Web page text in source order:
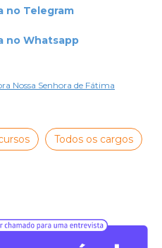
no Telegram
no Whatsapp
Nossa Senhora de Fátima
Todos os cargos